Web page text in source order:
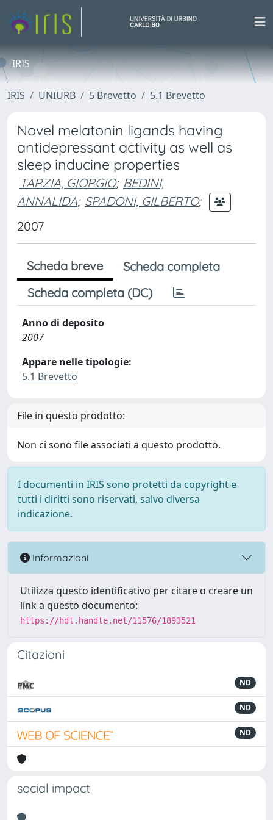
IRIS
IRIS UNIURB 5 Brevetto 5.1 Brevetto
Novel melatonin ligands having
antidepressant activity as well as
sleep inducine properties
TARZIA, GIORGIO; BEDINI,
ANNALIDA; SPADONI, GILBERTO;
2007
Scheda breve
Scheda completa
Scheda completa (DC)
Anno di deposito
2007
Appare nelle tipologie:
5.1 Brevetto
File in questo prodotto:
Non ci sono file associati a questo prodotto.
I documenti in IRIS sono protetti da copyright e
tutti i diritti sono riservati, salvo diversa
indicazione.
Informazioni
Utilizza questo identificativo per citare o creare un
link a questo documento:
https://hdl.handle.net/11576/1893521
Citazioni
ND
ND
ND
social impact